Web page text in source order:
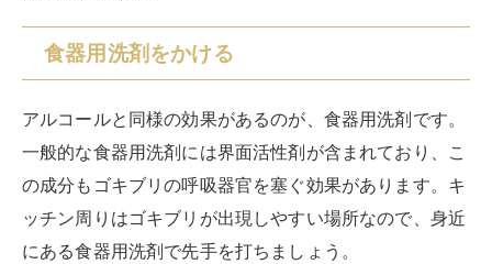
食器用洗剤をかける
アルコールと同様の効果があるのが、食器用洗剤です。
一般的な食器用洗剤には界面活性剤が含まれており、こ
の成分もゴキブリの呼吸器官を塞ぐ効果があります。キ
ッチン周りはゴキブリが出現しやすい場所なので、身近
にある食器用洗剤で先手を打ちましょう。